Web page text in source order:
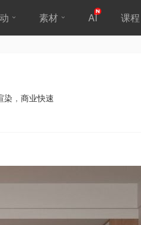
素材 AI 课程
染 ， 商业快速